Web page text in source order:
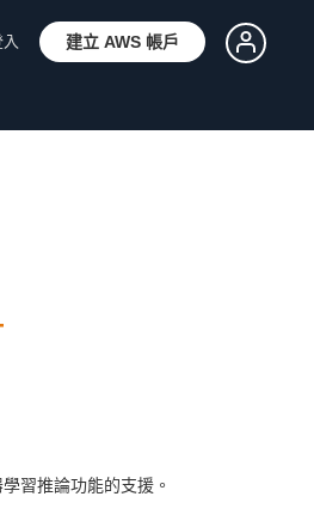
建立 AWS 帳戶
習推論功能的支援。